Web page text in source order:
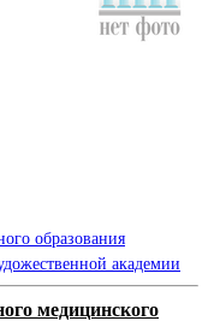
образования
академии
медицинского